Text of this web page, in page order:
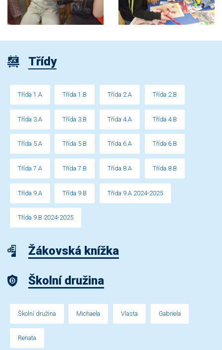
Třídy
Třída 1.A Třída 1.B Třída 2.A Třída 2.B
Třída 3.A Třída 3.B Třída 4.A Třída 4.B
Třída 5.A Třída 5.B Třída 6.A Třída 6.B
Třída 7.A Třída 7.B Třída 8.A Třída 8.B
Třída 9.A Třída 9.B Třída 9.A 2024-2025
Třída 9.B 2024-2025
Žákovská knížka
Školní družina
Školní družina Michaela Vlasta Gabriela
Renata